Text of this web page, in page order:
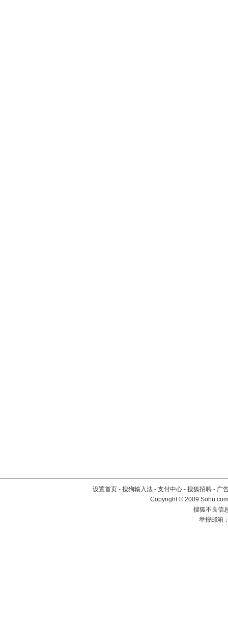
设置首页 - 搜狗输入法 - 支付中心 - 搜狐招聘 - 广
Copyright © 2009
搜狐不良信
举报邮箱